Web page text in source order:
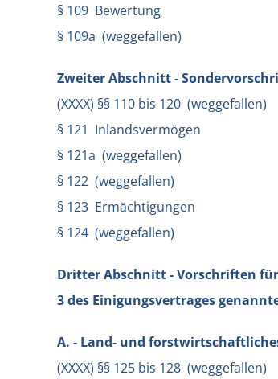
§ 109 Bewertung
§ 109a (weggefallen)
Zweiter Abschnitt -
(XXXX) §§ 110 bis 120 (weggefallen)
§ 121 Inlandsvermögen
§ 121a (weggefallen)
§ 122 (weggefallen)
§ 123 Ermächtigungen
§ 124 (weggefallen)
Dritter Abschnitt - Vorschriften
3 des Einigungsvertrages
A. - Land- und
(XXXX) §§ 125 bis 128 (weggefallen)